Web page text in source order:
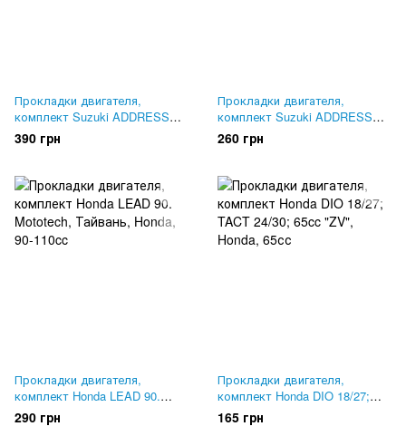
Прокладки двигателя,
комплект Suzuki ADDRESS
110. MSU Тайвань
390 грн
Прокладки двигателя,
комплект Suzuki ADDRESS
100. Mototech, Тайвань
260 грн
Прокладки двигателя,
комплект Honda LEAD 90.
Mototech, Тайвань
290 грн
Прокладки двигателя,
комплект Honda DIO 18/27;
TACT 24/30; 65cc "ZV"
165 грн